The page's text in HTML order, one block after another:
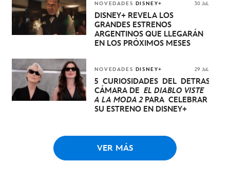
DE UN CACHORRO DE LEÓN
HASTA QUE SE CONVIERTE EN
REY
NOVEDADES DISNEY+ 30 Jul.
DISNEY+ REVELA LOS
GRANDES ESTRENOS
ARGENTINOS QUE LLEGARÁN
EN LOS PRÓXIMOS MESES
NOVEDADES DISNEY+ 29 Jul.
5 CURIOSIDADES DEL DETRÁS DE
CÁMARA DE EL DIABLO VISTE
A LA MODA 2PARA CELEBRAR
SU ESTRENO EN DISNEY+
VER MÁS